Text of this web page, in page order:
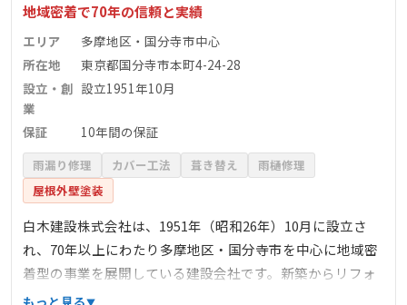
地域密着で70年の信頼と実績
エリア
多摩地区・国分寺市中心
所在地
東京都国分寺市本町4-24-28
設立・創
業
設立1951年10月
保証 10年間の保証
雨漏り修理 カバー工法 葺き替え
雨樋修理
屋根外壁塗装
白木建設株式会社は、1951年（昭和26年）10月に設立さ
れ、70年以上にわたり多摩地区・国分寺市を中心に地域密
着型の事業を展開している建設会社です。新築からリフォ
ーム、公共工事まで幅広く手掛けており、豊富な経験と実